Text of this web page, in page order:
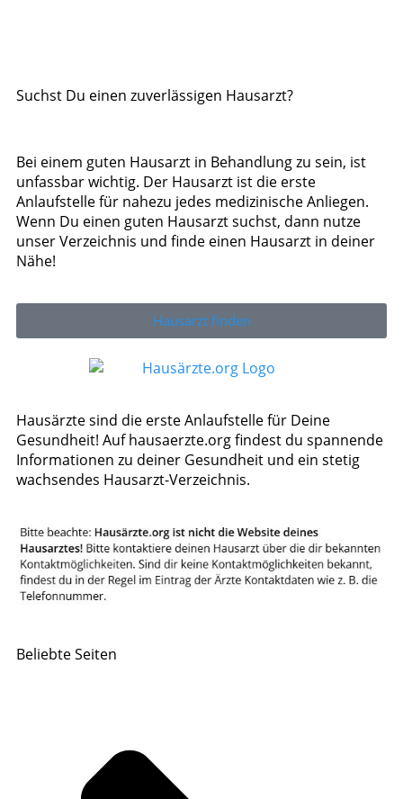
Suchst Du einen zuverlässigen Hausarzt?
Bei einem guten Hausarzt in Behandlung zu sein, ist
unfassbar wichtig. Der Hausarzt ist die erste
Anlaufstelle für nahezu jedes medizinische Anliegen.
Wenn Du einen guten Hausarzt suchst, dann nutze
unser Verzeichnis und finde einen Hausarzt in deiner
Nähe!
Hausarzt finden
Hausärzte sind die erste Anlaufstelle für Deine
Gesundheit! Auf hausaerzte.org findest du spannende
Informationen zu deiner Gesundheit und ein stetig
wachsendes Hausarzt-Verzeichnis.
Beliebte Seiten